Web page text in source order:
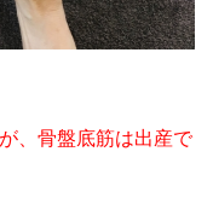
、骨盤底筋は出産で